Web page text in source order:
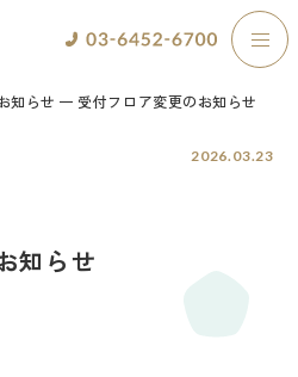
知らせ 受付フロア変更のお知らせ
2026.03.23
知らせ